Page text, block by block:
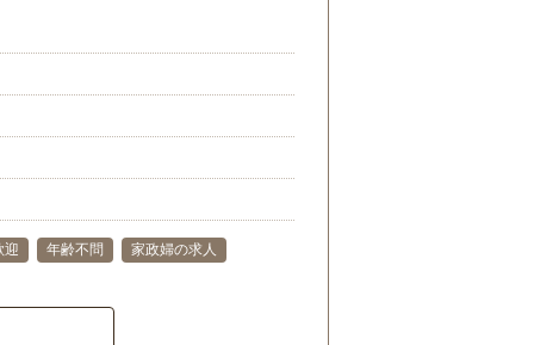
迎 年齢不問
家政婦の求人